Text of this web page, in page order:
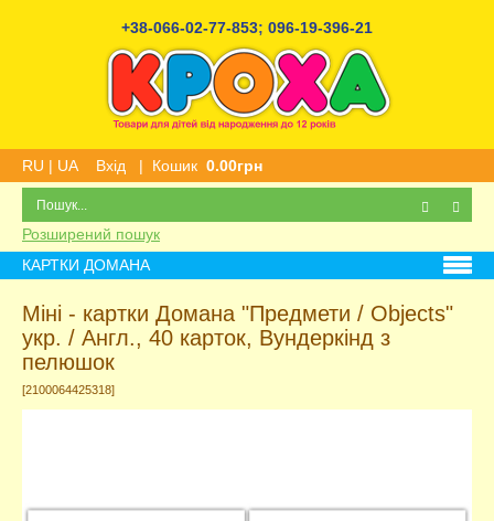
+38-066-02-77-853; 096-19-396-21
RU | UA Вхід | Кошик 0.00грн
Розширений пошук
КАРТКИ ДОМАНА
Міні - картки Домана "Предмети / Objects"
укр. / Англ., 40 карток, Вундеркінд з
пелюшок
[2100064425318]